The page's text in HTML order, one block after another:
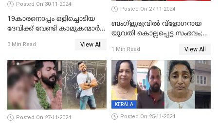
Posted On 30-11-2024
19കാരനൊപ്പം ഒളിച്ചൊടിയ
ദേവിക്ക് വേണ്ടി കാമുകന്മാർ
സംഭവിച്ചത്
3 Min Read View All
Posted On 27-11-2024
ബംഗ്‌ളുരുവില്‍ വ്‌ളോഗറായ
യുവതി കൊല്ലപ്പെട്ട സംഭവം;
ഊര്‍ജിതമാക്കി
1 Min Read View All
Posted On 27-11-2024
KERALA
Posted On 25-11-2024